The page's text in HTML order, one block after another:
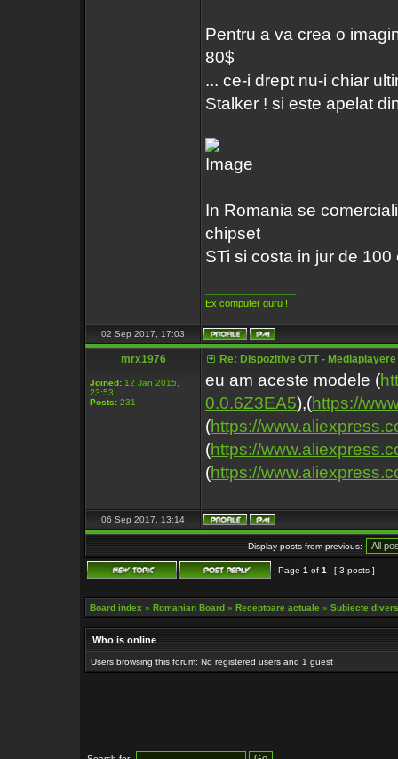
Pentru a va crea o
80$
... ce-i drept nu-i chiar
Stalker ! si este apelat
In Romania se
chipset
STi si costa in jur de 100
Ex computer guru !
02 Sep 2017, 17:03
mrx1976
Joined: 12 Jan 2015,
23:53
Posts: 231
Re: Dispozitive OTT - Mediaplayere
eu am aceste modele (
0.0.6Z3EA5),(https://
(https://
(https://
(https://
06 Sep 2017, 13:14
Display posts from previous:
Page 1 of 1 [ 3 posts ]
Board index » Romanian Board » Receptoare actuale » Subiecte
Who is online
Users browsing this forum: No registered users and 1 guest